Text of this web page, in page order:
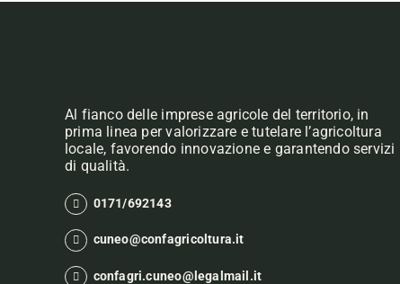
Al fianco delle imprese agricole del territorio, in
prima linea per valorizzare e tutelare l’agricoltura
locale, favorendo innovazione e garantendo servizi
di qualità.
0171/692143
cuneo@confagricoltura.it
confagri.cuneo@legalmail.it